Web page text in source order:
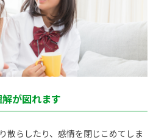
が図れます
散らしたり、感情を閉じこめてしま